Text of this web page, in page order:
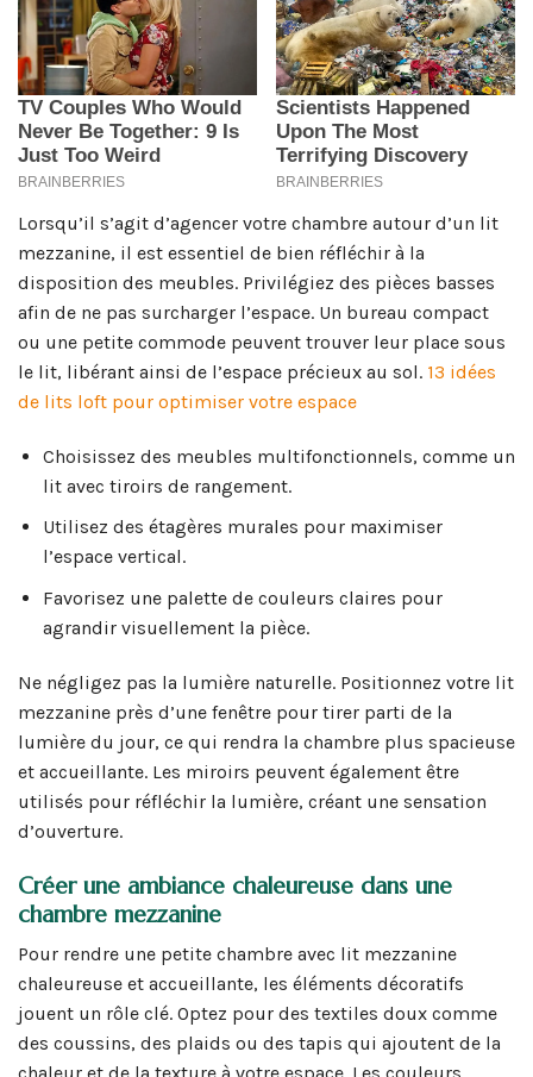
Lorsqu’il s’agit d’agencer votre chambre autour d’un lit
mezzanine, il est essentiel de bien réfléchir à la
disposition des meubles. Privilégiez des pièces basses
afin de ne pas surcharger l’espace. Un bureau compact
ou une petite commode peuvent trouver leur place sous
le lit, libérant ainsi de l’espace précieux au sol. 13 idées
de lits loft pour optimiser votre espace
Choisissez des meubles multifonctionnels, comme un
lit avec tiroirs de rangement.
Utilisez des étagères murales pour maximiser
l’espace vertical.
Favorisez une palette de couleurs claires pour
agrandir visuellement la pièce.
Ne négligez pas la lumière naturelle. Positionnez votre lit
mezzanine près d’une fenêtre pour tirer parti de la
lumière du jour, ce qui rendra la chambre plus spacieuse
et accueillante. Les miroirs peuvent également être
utilisés pour réfléchir la lumière, créant une sensation
d’ouverture.
Créer une ambiance chaleureuse dans une
chambre mezzanine
Pour rendre une petite chambre avec lit mezzanine
chaleureuse et accueillante, les éléments décoratifs
jouent un rôle clé. Optez pour des textiles doux comme
des coussins, des plaids ou des tapis qui ajoutent de la